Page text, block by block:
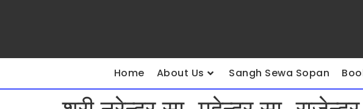
Home About Us Sangh Sewa Sopan